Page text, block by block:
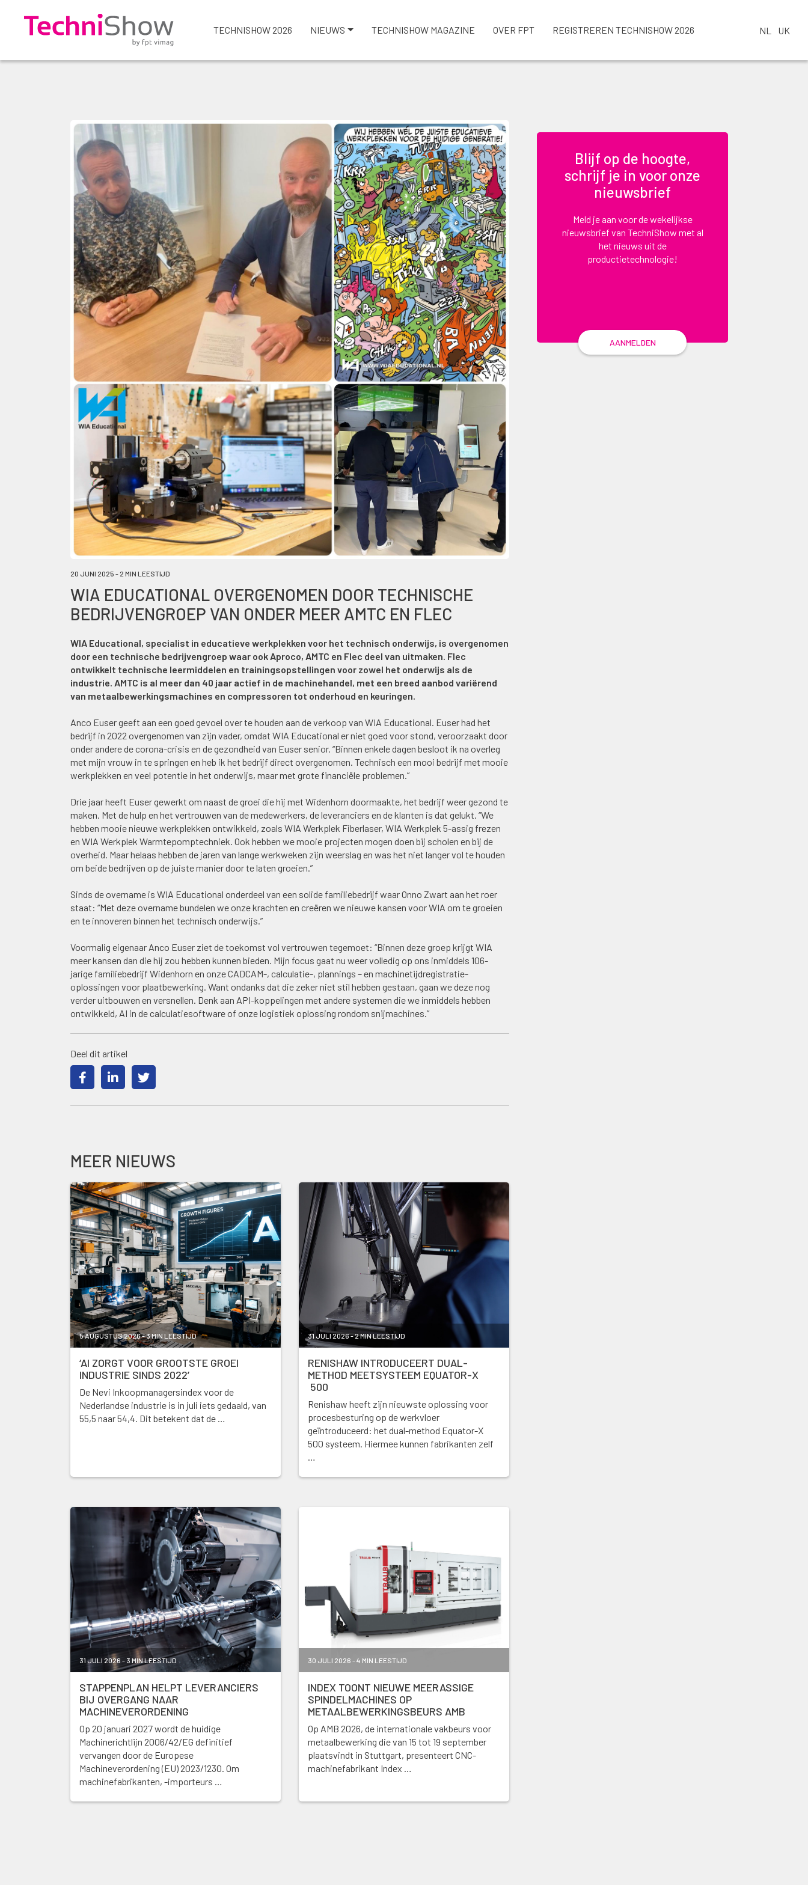
TECHNISHOW 2026 NIEUWS TECHNISHOW MAGAZINE OVER FPT REGISTREREN TECHNISHOW 2026 NL UK
20 JUNI 2025 - 2 MIN LEESTIJD
WIA EDUCATIONAL OVERGENOMEN DOOR TECHNISCHE
BEDRIJVENGROEP VAN ONDER MEER AMTC EN FLEC
WIA Educational, specialist in educatieve werkplekken voor het technisch onderwijs, is overgenomen
door een technische bedrijvengroep waar ook Aproco, AMTC en Flec deel van uitmaken. Flec
ontwikkelt technische leermiddelen en trainingsopstellingen voor zowel het onderwijs als de
industrie. AMTC is al meer dan 40 jaar actief in de machinehandel, met een breed aanbod variërend
van metaalbewerkingsmachines en compressoren tot onderhoud en keuringen.
Anco Euser geeft aan een goed gevoel over te houden aan de verkoop van WIA Educational. Euser had het
bedrijf in 2022 overgenomen van zijn vader, omdat WIA Educational er niet goed voor stond, veroorzaakt door
onder andere de corona-crisis en de gezondheid van Euser senior. “Binnen enkele dagen besloot ik na overleg
met mijn vrouw in te springen en heb ik het bedrijf direct overgenomen. Technisch een mooi bedrijf met mooie
werkplekken en veel potentie in het onderwijs, maar met grote financiële problemen.”
Drie jaar heeft Euser gewerkt om naast de groei die hij met Widenhorn doormaakte, het bedrijf weer gezond te
maken. Met de hulp en het vertrouwen van de medewerkers, de leveranciers en de klanten is dat gelukt. “We
hebben mooie nieuwe werkplekken ontwikkeld, zoals WIA Werkplek Fiberlaser, WIA Werkplek 5-assig frezen
en WIA Werkplek Warmtepomptechniek. Ook hebben we mooie projecten mogen doen bij scholen en bij de
overheid. Maar helaas hebben de jaren van lange werkweken zijn weerslag en was het niet langer vol te houden
om beide bedrijven op de juiste manier door te laten groeien.”
Sinds de overname is WIA Educational onderdeel van een solide familiebedrijf waar Onno Zwart aan het roer
staat: “Met deze overname bundelen we onze krachten en creëren we nieuwe kansen voor WIA om te groeien
en te innoveren binnen het technisch onderwijs.”
Voormalig eigenaar Anco Euser ziet de toekomst vol vertrouwen tegemoet: “Binnen deze groep krijgt WIA
meer kansen dan die hij zou hebben kunnen bieden. Mijn focus gaat nu weer volledig op ons inmiddels 106-
jarige familiebedrijf Widenhorn en onze CADCAM-, calculatie-, plannings – en machinetijdregistratie-
oplossingen voor plaatbewerking. Want ondanks dat die zeker niet stil hebben gestaan, gaan we deze nog
verder uitbouwen en versnellen. Denk aan API-koppelingen met andere systemen die we inmiddels hebben
ontwikkeld, AI in de calculatiesoftware of onze logistiek oplossing rondom snijmachines.”
Deel dit artikel
MEER NIEUWS
5 AUGUSTUS 2026 - 3 MIN LEESTIJD
‘AI ZORGT VOOR GROOTSTE GROEI
INDUSTRIE SINDS 2022’
De Nevi Inkoopmanagersindex voor de
Nederlandse industrie is in juli iets gedaald, van
55,5 naar 54,4. Dit betekent dat de …
31 JULI 2026 - 2 MIN LEESTIJD
RENISHAW INTRODUCEERT DUAL-
METHOD MEETSYSTEEM EQUATOR-X
500
Renishaw heeft zijn nieuwste oplossing voor
procesbesturing op de werkvloer
geïntroduceerd: het dual-method Equator-X
500 systeem. Hiermee kunnen fabrikanten zelf
…
31 JULI 2026 - 3 MIN LEESTIJD
STAPPENPLAN HELPT LEVERANCIERS
BIJ OVERGANG NAAR
MACHINEVERORDENING
Op 20 januari 2027 wordt de huidige
Machinerichtlijn 2006/42/EG definitief
vervangen door de Europese
Machineverordening (EU) 2023/1230. Om
machinefabrikanten, -importeurs …
30 JULI 2026 - 4 MIN LEESTIJD
INDEX TOONT NIEUWE MEERASSIGE
SPINDELMACHINES OP
METAALBEWERKINGSBEURS AMB
Op AMB 2026, de internationale vakbeurs voor
metaalbewerking die van 15 tot 19 september
plaatsvindt in Stuttgart, presenteert CNC-
machinefabrikant Index …
Blijf op de hoogte,
schrijf je in voor onze
nieuwsbrief
Meld je aan voor de wekelijkse
nieuwsbrief van TechniShow met al
het nieuws uit de
productietechnologie!
AANMELDEN